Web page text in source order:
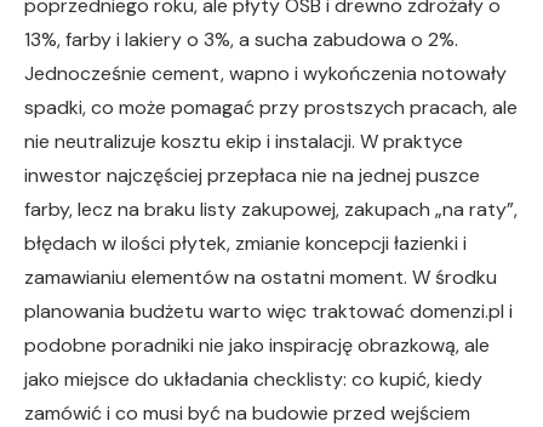
13%, farby i lakiery o 3%, a sucha zabudowa o 2%.
Jednocześnie cement, wapno i wykończenia notowały
spadki, co może pomagać przy prostszych pracach, ale
nie neutralizuje kosztu ekip i instalacji. W praktyce
inwestor najczęściej przepłaca nie na jednej puszce
farby, lecz na braku listy zakupowej, zakupach „na raty”,
błędach w ilości płytek, zmianie koncepcji łazienki i
zamawianiu elementów na ostatni moment. W środku
planowania budżetu warto więc traktować domenzi.pl i
podobne poradniki nie jako inspirację obrazkową, ale
jako miejsce do układania checklisty: co kupić, kiedy
zamówić i co musi być na budowie przed wejściem